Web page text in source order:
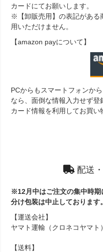
カードにてお願いします。
※【卸販売用】の表記がある
用いただけません。
【amazon payについて】
PCからもスマートフォンか
なら、面倒な情報入力せず登
カード情報を利用してお買い
配送
※12月中はご注文の集中時
分け包装は中止しております
【運送会社】
ヤマト運輸（クロネコヤマト）
【送料】